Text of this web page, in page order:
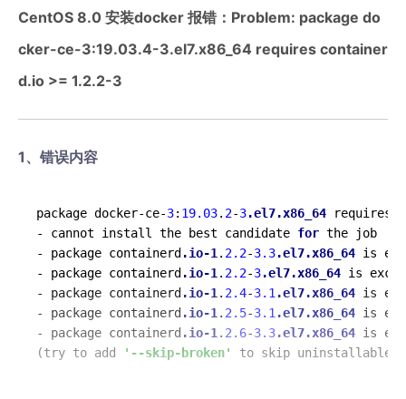
CentOS 8.0 安装docker 报错：Problem: package do
cker-ce-3:19.03.4-3.el7.x86_64 requires container
d.io >= 1.2.2-3
1、错误内容
package docker-ce-3: 19.03. 2-3.el7.x86_64 requires
- cannot install the best candidate for the job
- package containerd .io-1 . 2.2-3.3.el7.x86_64 is
- package containerd .io-1 . 2.2-3.el7.x86_64 is
- package containerd .io-1 . 2.4-3.1 .el7.x86_64 is
- package containerd .io-1 . 2.5-3.1 .el7.x86_64 is
- package containerd .io-1 . 2.6-3.3.el7.x86_64 is
(try to add
'--skip-broken' to skip uninstallable